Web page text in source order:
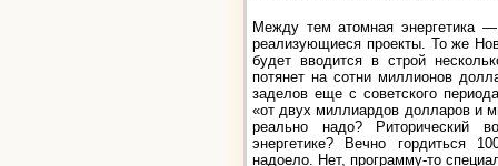
Между тем атомная энергетика
реализующиеся проекты. То же
будет вводится в строй
потянет на сотни миллионов
заделов еще с советского
«от двух миллиардов долларов и
реально надо? Риторический
энергетике? Вечно гордиться
надоело. Нет, программу-то